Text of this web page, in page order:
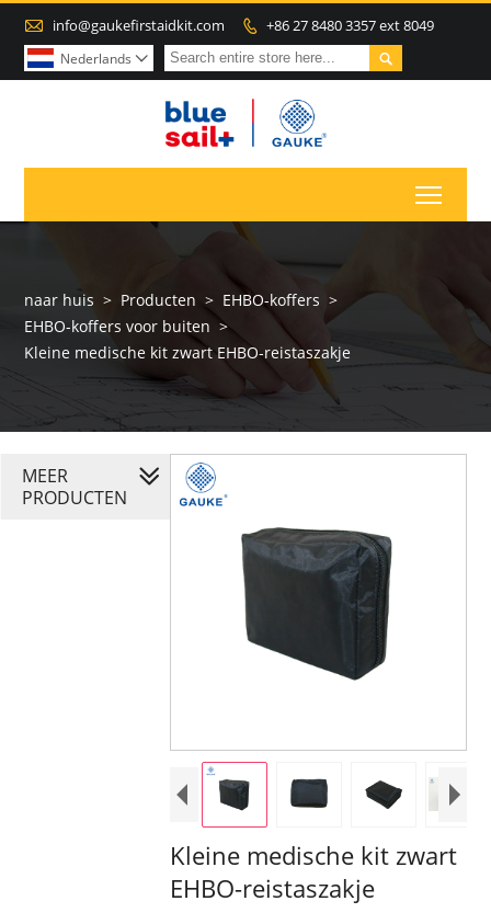
 info@gaukefirstaidkit.com  +86 27 8480 3357 ext 8049

Nederlands 
naar huis > Producten > EHBO-koffers >
EHBO-koffers voor buiten >
Kleine medische kit zwart EHBO-reistaszakje
Kleine medische kit zwart
EHBO-reistaszakje
MEER
PRODUCTEN